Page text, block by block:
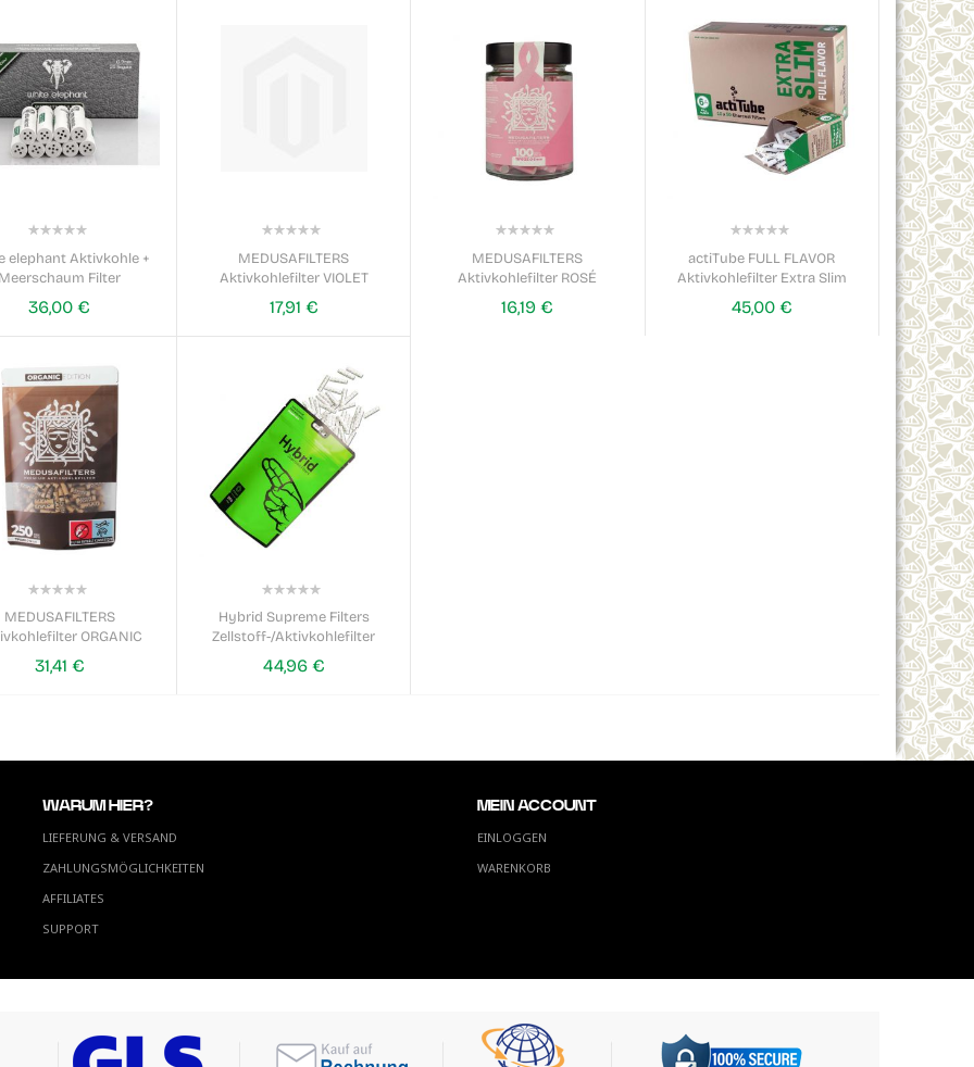
elephant Aktivkohle +
Filter
36,00 €
MEDUSAFILTERS
Aktivkohlefilter VIOLET
17,91 €
MEDUSAFILTERS
Aktivkohlefilter ROSÉ
16,19 €
actiTube FULL FLAVOR
Aktivkohlefilter Extra Slim
45,00 €
MEDUSAFILTERS
ORGANIC
31,41 €
Hybrid Supreme Filters
Zellstoff-/Aktivkohlefilter
44,96 €
WARUM HIER?
LIEFERUNG & VERSAND
ZAHLUNGSMÖGLICHKEITEN
AFFILIATES
SUPPORT
MEIN ACCOUNT
EINLOGGEN
WARENKORB